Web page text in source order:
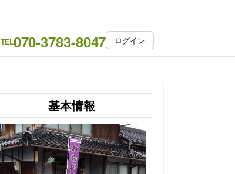
TEL070-3783-8047 ログイン
基本情報